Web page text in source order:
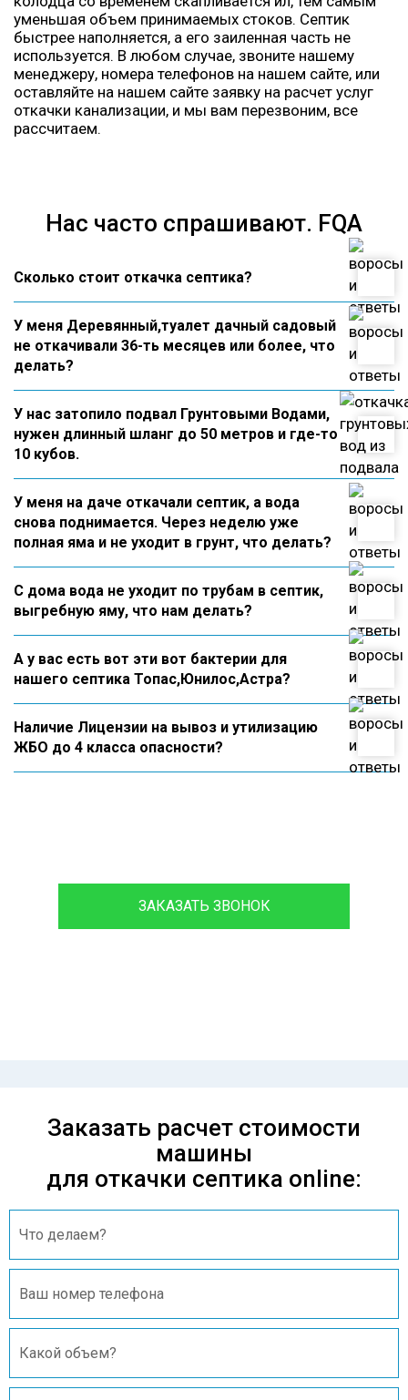
уменьшая объем принимаемых стоков. Септик
быстрее наполняется, а его заиленная часть не
используется. В любом случае, звоните нашему
менеджеру, номера телефонов на нашем сайте, или
оставляйте на нашем сайте заявку на расчет услуг
откачки канализации, и мы вам перезвоним, все
рассчитаем.
Нас часто спрашивают. FQA
Сколько стоит откачка септика?
У меня Деревянный,туалет дачный садовый
не откачивали 36-ть месяцев или более, что
делать?
У нас затопило подвал Грунтовыми Водами,
нужен длинный шланг до 50 метров и где-то
10 кубов.
У меня на даче откачали септик, а вода
снова поднимается. Через неделю уже
полная яма и не уходит в грунт, что делать?
С дома вода не уходит по трубам в септик,
выгребную яму, что нам делать?
А у вас есть вот эти вот бактерии для
нашего септика Топас,Юнилос,Астра?
Наличие Лицензии на вывоз и утилизацию
ЖБО до 4 класса опасности?
ЗАКАЗАТЬ ЗВОНОК
Заказать расчет стоимости
машины
для откачки септика online: